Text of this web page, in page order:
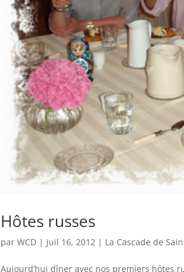
Hôtes russes
par WCD | Juil 16, 2012 | La Cascade de
Aujourd’hui dîner avec nos premiers hôtes